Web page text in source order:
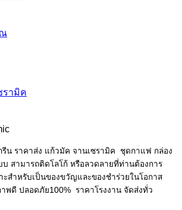
รามิค
รีน ราคาส่ง แก้วมัค จานเซรามิค ชุดกาแฟ กล่อง
สามารถติดโลโก้ หรือลวดลายที่ท่านต้องการ
ะสำหรับเป็นของขวัญและของชำร่วยในโอกาส
ดี ปลอดภัย100% ราคาโรงงาน จัดส่งทั่ว